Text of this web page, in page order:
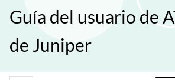
Guía del usuario de
de Juniper